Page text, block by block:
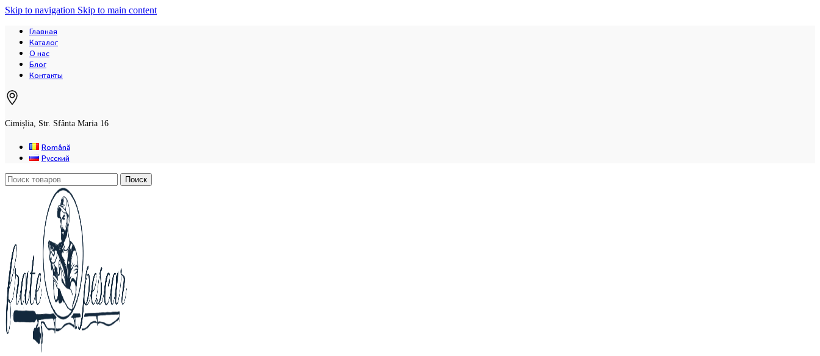
Skip to navigation Skip to main content
Главная
Каталог
О нас
Блог
Контакты
Cimișlia, Str. Sfânta Maria 16
Română
Русский
Поиск